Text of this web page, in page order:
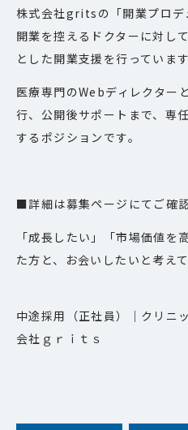
株式会社gritsの「開業プロデ
開業を控えるドクターに対し
とした開業支援を行っています
医療専門のWebディレクター
行、公開後サポートまで、専
するポジションです。
■詳細は募集ページにてご確
「成長したい」「市場価値を
た方と、お会いしたいと考え
中途採用（正社員）｜ クリニ
会社ｇｒｉｔｓ